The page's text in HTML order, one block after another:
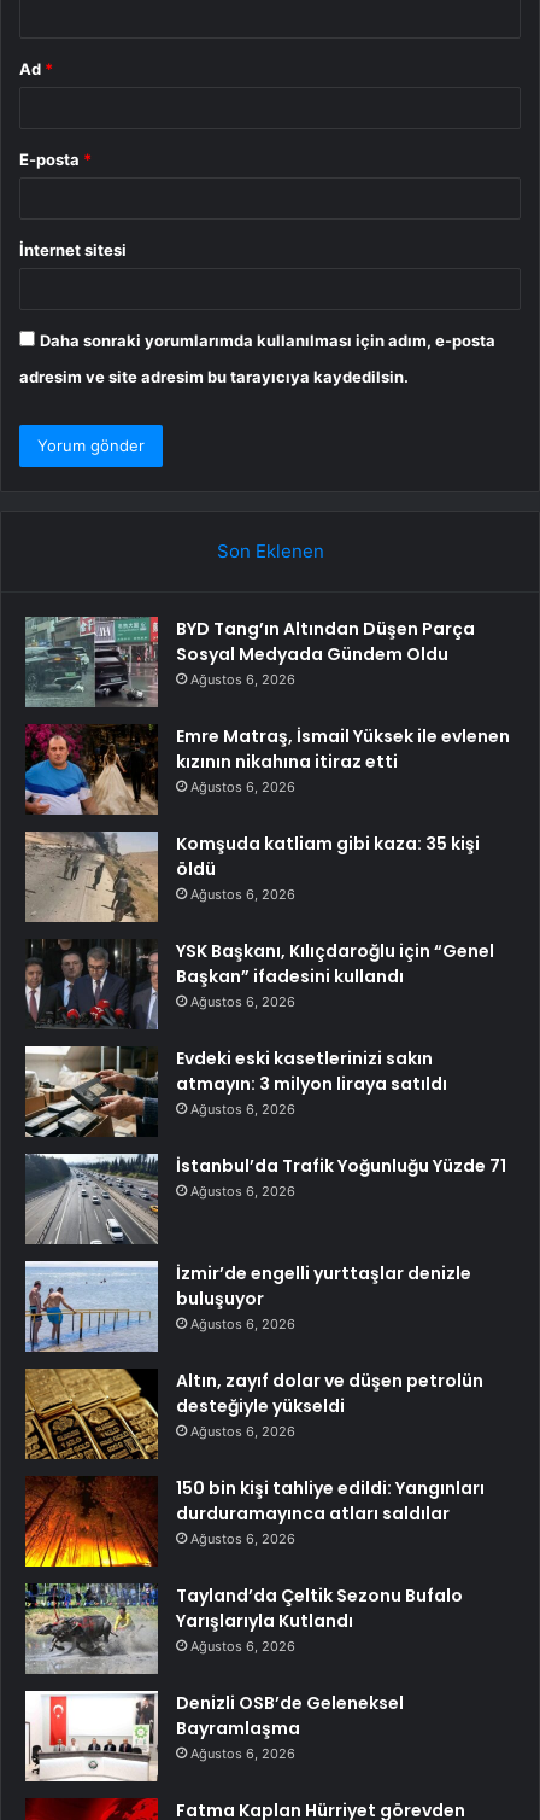
Ad *
E-posta *
İnternet sitesi
Daha sonraki yorumlarımda kullanılması için adım, e-posta
adresim ve site adresim bu tarayıcıya kaydedilsin.
Son Eklenen
BYD Tang’ın Altından Düşen Parça
Sosyal Medyada Gündem Oldu
Ağustos 6, 2026
Emre Matraş, İsmail Yüksek ile evlenen
kızının nikahına itiraz etti
Ağustos 6, 2026
Komşuda katliam gibi kaza: 35 kişi
öldü
Ağustos 6, 2026
YSK Başkanı, Kılıçdaroğlu için “Genel
Başkan” ifadesini kullandı
Ağustos 6, 2026
Evdeki eski kasetlerinizi sakın
atmayın: 3 milyon liraya satıldı
Ağustos 6, 2026
İstanbul’da Trafik Yoğunluğu Yüzde 71
Ağustos 6, 2026
İzmir’de engelli yurttaşlar denizle
buluşuyor
Ağustos 6, 2026
Altın, zayıf dolar ve düşen petrolün
desteğiyle yükseldi
Ağustos 6, 2026
150 bin kişi tahliye edildi: Yangınları
durduramayınca atları saldılar
Ağustos 6, 2026
Tayland’da Çeltik Sezonu Bufalo
Yarışlarıyla Kutlandı
Ağustos 6, 2026
Denizli OSB’de Geleneksel
Bayramlaşma
Ağustos 6, 2026
Fatma Kaplan Hürriyet görevden